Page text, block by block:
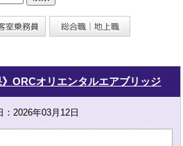
》ORCオリエンタルエアブリッジ
：2026年03月12日